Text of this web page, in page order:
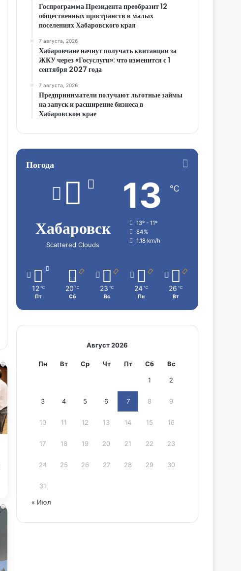
i
i
Госпрограмма Президента преобразит 12
общественных пространств в малых
поселениях Хабаровского края
7 августа, 2026
Хабаровчане начнут получать квитанции за
ЖКУ через «Госуслуги»: что изменится с 1
сентября 2027 года
7 августа, 2026
Предприниматели получают льготные займы
на запуск и расширение бизнеса в
Хабаровском крае
Погода
Хабаровск
Scattered Clouds
13 ℃
13º - 11º
84%
1.18 km/h
12 ℃
Пт
20 ℃
Сб
23 ℃
Вс
24 ℃
Пн
26 ℃
Вт
Август 2026
Пн Вт Ср Чт Пт Сб Вс
1 2
3 4 5 6 7 8 9
10 11 12 13 14 15 16
17 18 19 20 21 22 23
24 25 26 27 28 29 30
31
« Июл